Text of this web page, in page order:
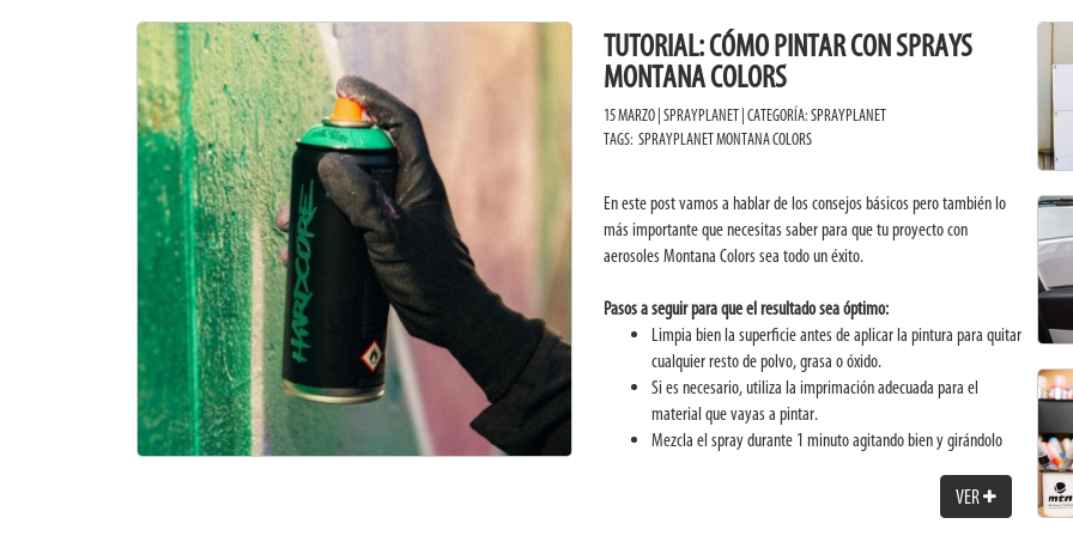
TUTORIAL: CÓMO PINTAR CON SPRAYS
MONTANA COLORS
15 MARZO | SPRAYPLANET | CATEGORÍA:SPRAYPLANET
TAGS: SPRAYPLANETMONTANA COLORS
En este post vamos a hablar de los consejos básicos pero también lo
más importante que necesitas saber para que tu proyecto con
aerosoles Montana Colors sea todo un éxito.
Pasos a seguir para que el resultado sea óptimo:
Limpia bien la superficie antes de aplicar la pintura para quitar
cualquier resto de polvo, grasa o óxido.
Si es necesario, utiliza la imprimación adecuada para el
material que vayas a pintar.
Mezcla el spray durante 1 minuto agitando bien y girándolo
Haz una prueba antes en otra superficie para asegurarte de
VER